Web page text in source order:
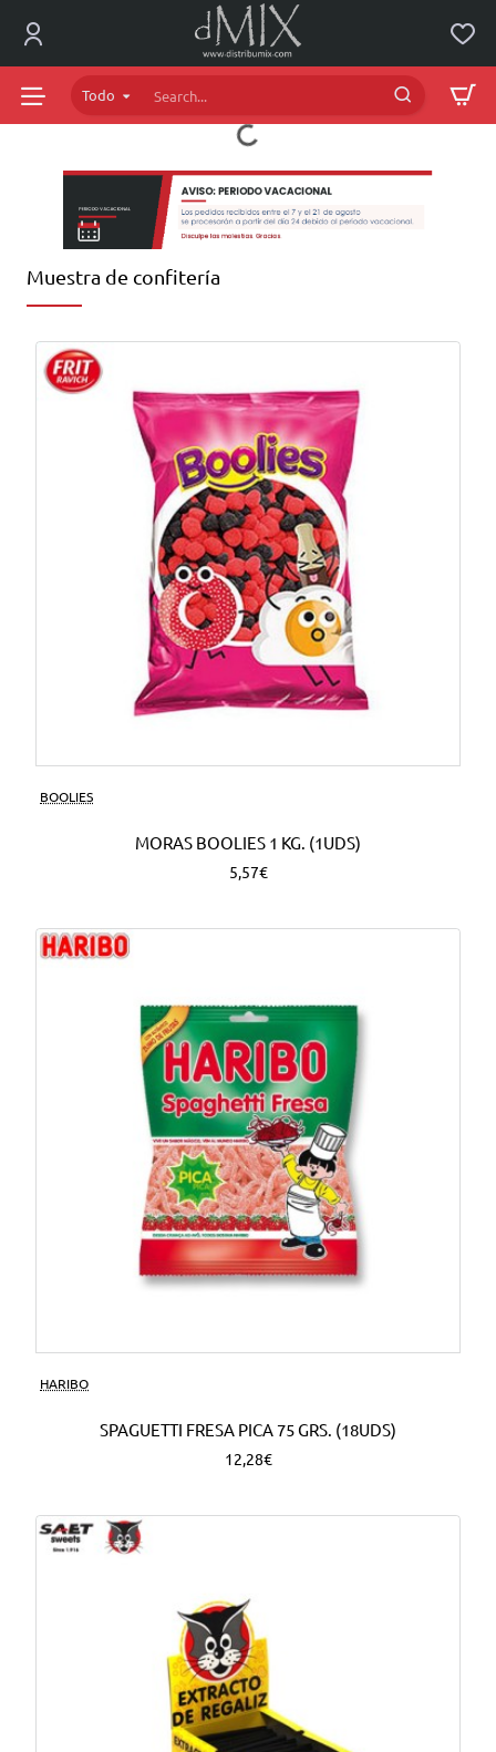
dMIX
Online
Todo
Search...
Muestra de confitería
BOOLIES
MORAS BOOLIES 1 KG. (1UDS)
5,57€
HARIBO
SPAGUETTI FRESA PICA 75 GRS. (18UDS)
12,28€